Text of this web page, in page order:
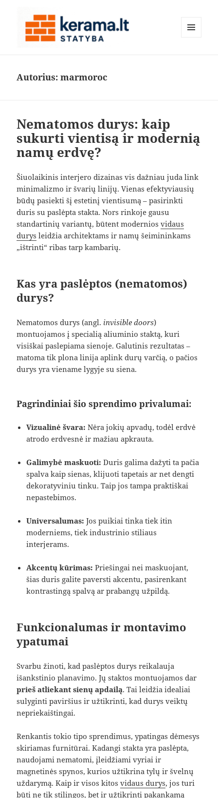
Autorius:marmoroc
Nematomos durys: kaip
sukurti vientisą ir modernią
namų erdvę?
Šiuolaikinis interjero dizainas vis dažniau juda link
minimalizmo ir švarių linijų. Vienas efektyviausių
būdų pasiekti šį estetinį vientisumą – pasirinkti
duris su paslėpta stakta. Nors rinkoje gausu
standartinių variantų, būtent moderniosvidaus
durys leidžia architektams ir namų šeimininkams
„ištrinti“ ribas tarp kambarių.
Kas yra paslėptos (nematomos)
durys?
Nematomos durys (angl. invisible doors)
montuojamos į specialią aliuminio staktą, kuri
visiškai paslepiama sienoje. Galutinis rezultatas –
matoma tik plona linija aplink durų varčią, o pačios
durys yra viename lygyje su siena.
Pagrindiniai šio sprendimo privalumai:
Vizualinė švara: Nėra jokių apvadų, todėl erdvė
atrodo erdvesnė ir mažiau apkrauta.
Galimybė maskuoti: Duris galima dažyti ta pačia
spalva kaip sienas, klijuoti tapetais ar net dengti
dekoratyviniu tinku. Taip jos tampa praktiškai
nepastebimos.
Universalumas: Jos puikiai tinka tiek itin
moderniems, tiek industrinio stiliaus
interjerams.
Akcentų kūrimas: Priešingai nei maskuojant,
šias duris galite paversti akcentu, pasirenkant
kontrastingą spalvą ar prabangų užpildą.
Funkcionalumas ir montavimo
ypatumai
Svarbu žinoti, kad paslėptos durys reikalauja
išankstinio planavimo. Jų staktos montuojamos dar
prieš atliekant sienų apdailą. Tai leidžia idealiai
sulyginti paviršius ir užtikrinti, kad durys veiktų
nepriekaištingai.
Renkantis tokio tipo sprendimus, ypatingas dėmesys
skiriamas furnitūrai. Kadangi stakta yra paslėpta,
naudojami nematomi, įleidžiami vyriai ir
magnetinės spynos, kurios užtikrina tylų ir švelnų
uždarymą. Kaip ir visos kitosvidaus durys, jos turi
būti ne tik stilingos, bet ir užtikrinti pakankamą